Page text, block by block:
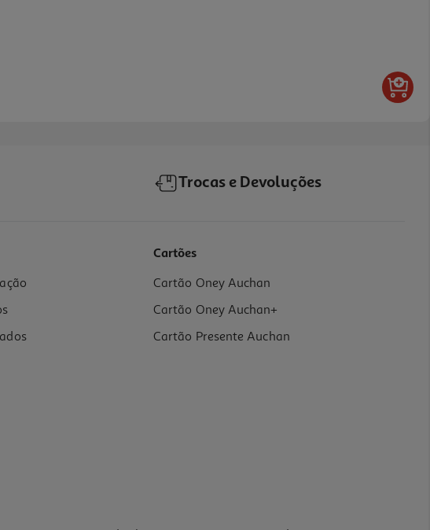
Trocas e Devoluções
Cartões
Cartão Oney Auchan
Cartão Oney Auchan+
Cartão Presente Auchan